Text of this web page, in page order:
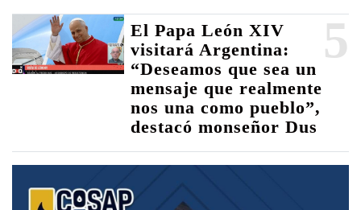
5
El Papa León XIV
visitará Argentina:
“Deseamos que sea un
mensaje que realmente
nos una como pueblo”,
destacó monseñor Dus